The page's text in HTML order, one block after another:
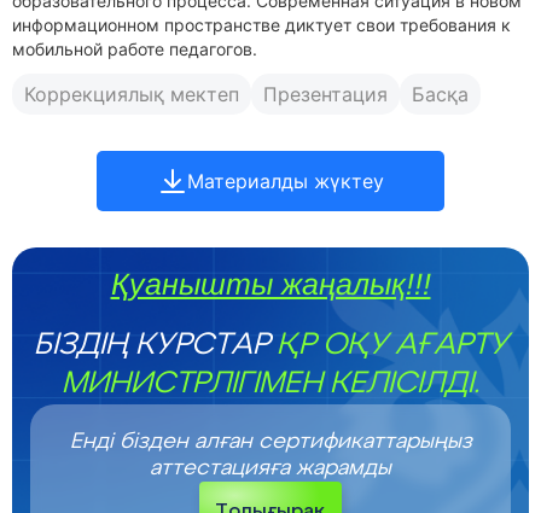
информационном пространстве диктует свои требования к
мобильной работе педагогов.
Коррекциялық мектеп Презентация Басқа
Материалды жүктеу
Қуанышты жаңалық!!!
БІЗДІҢ КУРСТАРҚР ОҚУ АҒАРТУ
МИНИСТРЛІГІМЕН КЕЛІСІЛДІ.
Енді бізден алған сертификаттарыңыз
аттестацияға жарамды